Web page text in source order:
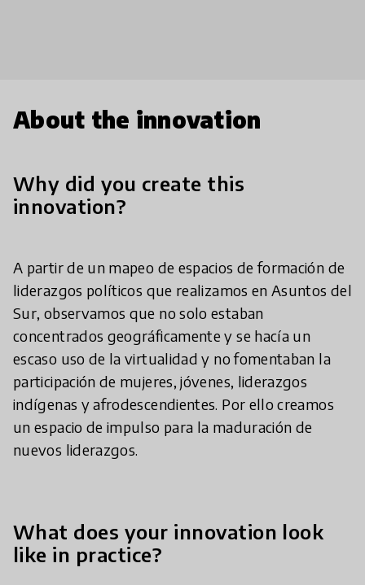
About the innovation
Why did you create this
innovation?
A partir de un mapeo de espacios de formación de
liderazgos políticos que realizamos en Asuntos del
Sur, observamos que no solo estaban
concentrados geográficamente y se hacía un
escaso uso de la virtualidad y no fomentaban la
participación de mujeres, jóvenes, liderazgos
indígenas y afrodescendientes. Por ello creamos
un espacio de impulso para la maduración de
nuevos liderazgos.
What does your innovation look
like in practice?